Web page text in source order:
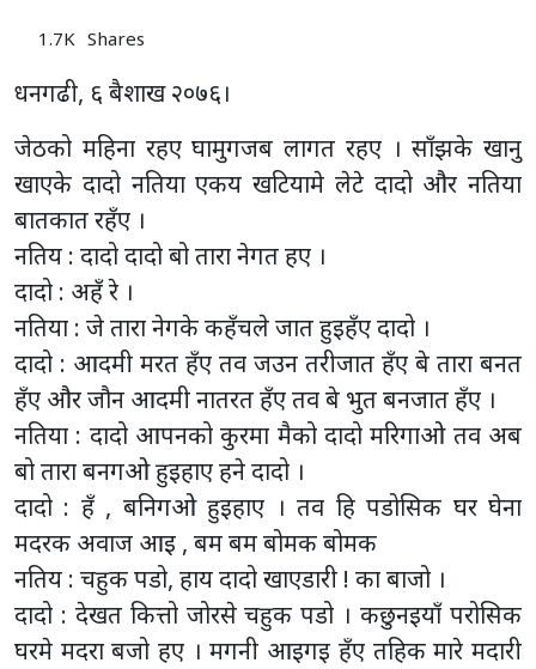
1.7K Shares
धनगढी, ६ बैशाख २०७६।
जेठको महिना रहए घामुगजब लागत रहए । साँझके खानु
खाएके दादो नतिया एकय खटियामे लेटे दादो और नतिया
बातकात रहँए ।
नतिय : दादो दादो बो तारा नेगत हए ।
दादो : अहँ रे ।
नतिया : जे तारा नेगके कहँचले जात हुइहँए दादो ।
दादो : आदमी मरत हँए तव जउन तरीजात हँए बे तारा बनत
हँए और जौन आदमी नातरत हँए तव बे भुत बनजात हँए ।
नतिया : दादो आपनको कुरमा मैको दादो मरिगाओ तव अब
बो तारा बनगओ हुइहाए हने दादो ।
दादो : हँ , बनिगओ हुइहाए । तव हि पडोसिक घर घेना
मदरक अवाज आइ , बम बम बोमक बोमक
नतिय : चहुक पडो, हाय दादो खाएडारी ! का बाजो ।
दादो : देखत कित्तो जोरसे चहुक पडो । कछुनइयाँ परोसिक
घरमे मदरा बजो हए । मगनी आइगइ हँए तहिक मारे मदारी